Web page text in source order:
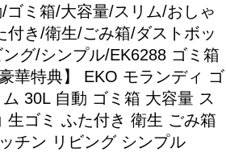
ゴミ箱/大容量/スリム/おしゃ
付き/衛生/ごみ箱/ダストボッ
グ/シンプル/EK6288 ゴミ箱
華特典】 EKO モランディ ゴ
30L 自動 ゴミ箱 大容量 ス
生ゴミ ふた付き 衛生 ごみ箱
チン リビング シンプル